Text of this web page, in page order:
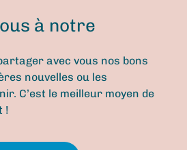
à notre
avec vous nos bons
nouvelles ou les
C’est le meilleur moyen de
!